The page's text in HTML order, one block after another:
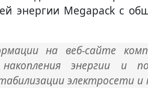
энергии Megapack с
на веб-сайте
энергии и
электросети